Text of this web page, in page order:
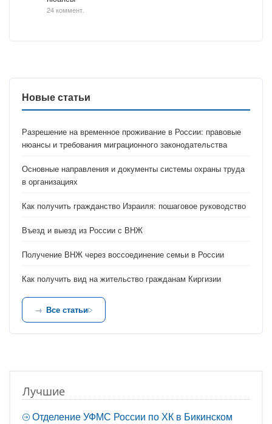
24 коммент.
Новые статьи
Разрешение на временное проживание в России: правовые
нюансы и требования миграционного законодательства
Основные направления и документы системы охраны труда
в организациях
Как получить гражданство Израиля: пошаговое руководство
Въезд и выезд из России с ВНЖ
Получение ВНЖ через воссоединение семьи в России
Как получить вид на жительство гражданам Киргизии
Все статьи
Лучшие
Отделение УФМС России по ХК в Бикинском